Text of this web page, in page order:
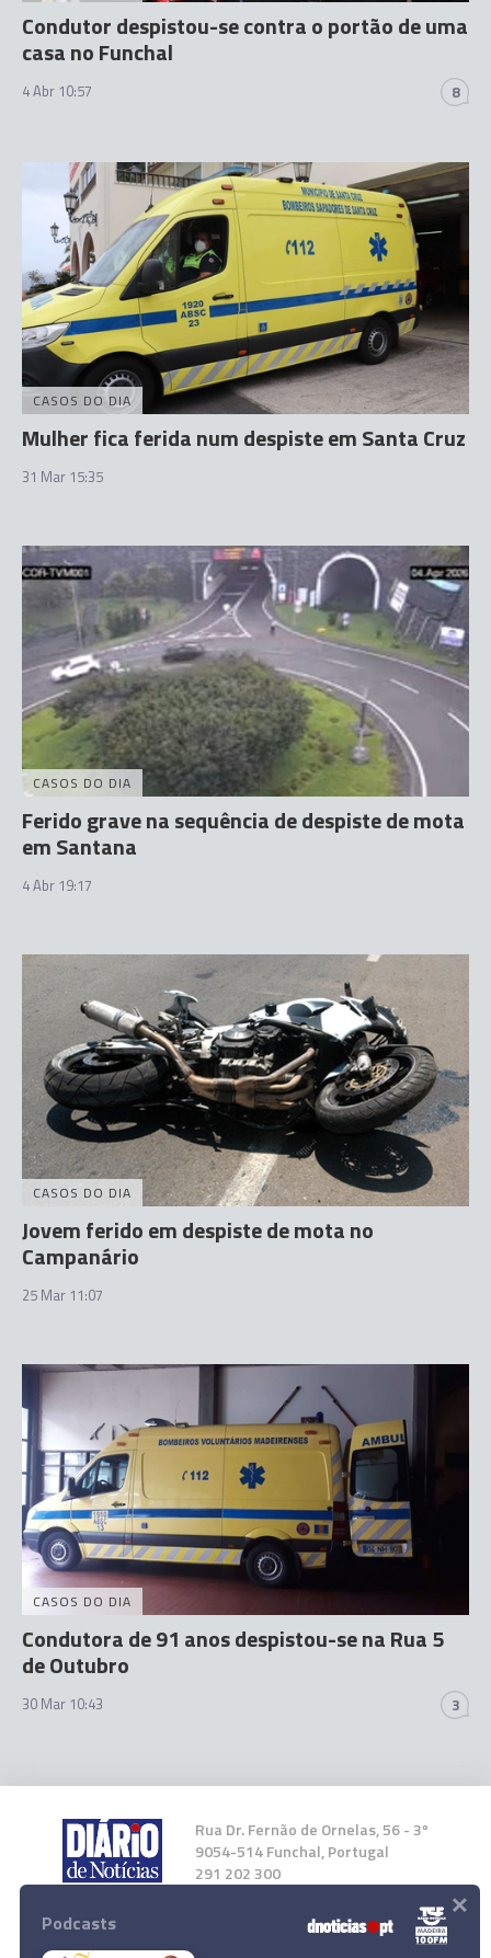
Condutor despistou-se contra o portão de uma
casa no Funchal
4 Abr 10:57 8
CASOS DO DIA
Mulher fica ferida num despiste em Santa Cruz
31 Mar 15:35
CASOS DO DIA
Ferido grave na sequência de despiste de mota
em Santana
4 Abr 19:17
CASOS DO DIA
Jovem ferido em despiste de mota no
Campanário
25 Mar 11:07
CASOS DO DIA
Condutora de 91 anos despistou-se na Rua 5
de Outubro
30 Mar 10:43 3
Rua Dr. Fernão de Ornelas, 56 - 3º
9054-514 Funchal, Portugal
291 202 300
Instale a nossa App
Podcasts ×